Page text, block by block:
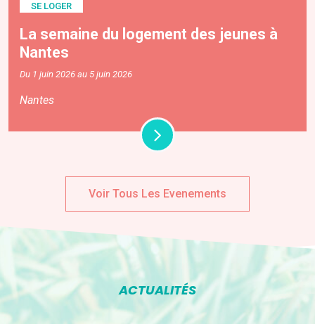
SE LOGER
La semaine du logement des jeunes à
Nantes
Du 1 juin 2026 au 5 juin 2026
Nantes
Voir Tous Les Evenements
ACTUALITÉS